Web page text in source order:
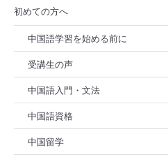
初めての方へ
中国語学習を始める前に
受講生の声
中国語入門・文法
中国語資格
中国留学